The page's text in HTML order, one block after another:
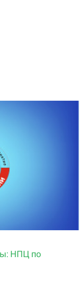
НПЦ по